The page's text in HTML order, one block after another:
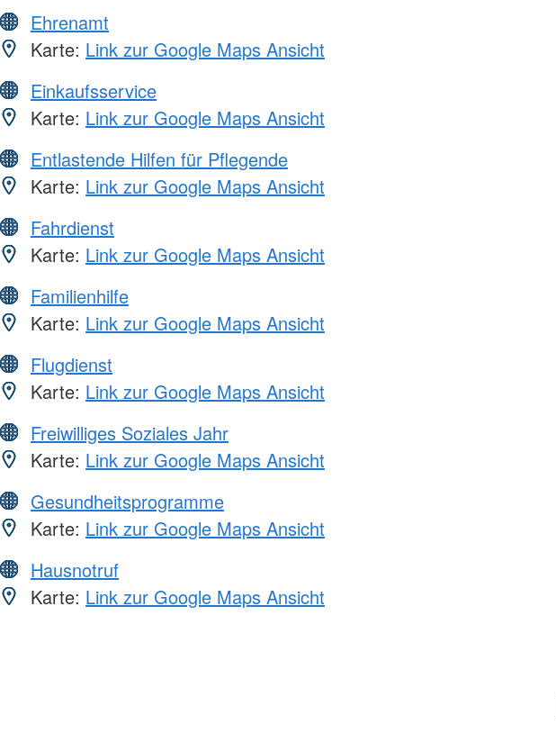
Ehrenamt
Karte: Link zur Google Maps Ansicht
Einkaufsservice
Karte: Link zur Google Maps Ansicht
Entlastende Hilfen für Pflegende
Karte: Link zur Google Maps Ansicht
Fahrdienst
Karte: Link zur Google Maps Ansicht
Familienhilfe
Karte: Link zur Google Maps Ansicht
Flugdienst
Karte: Link zur Google Maps Ansicht
Freiwilliges Soziales Jahr
Karte: Link zur Google Maps Ansicht
Gesundheitsprogramme
Karte: Link zur Google Maps Ansicht
Hausnotruf
Karte: Link zur Google Maps Ansicht